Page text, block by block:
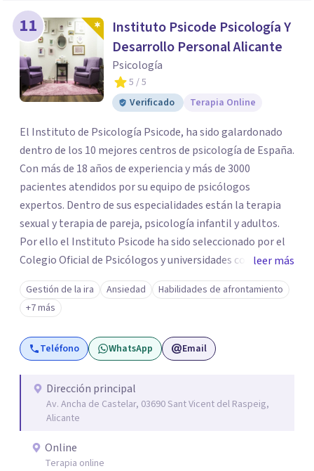
11
Instituto Psicode Psicología Y
Desarrollo Personal Alicante
Psicología
5 / 5
Verificado
Terapia Online
El Instituto de Psicología Psicode, ha sido galardonado
dentro de los 10 mejores centros de psicología de España.
Con más de 18 años de experiencia y más de 3000
pacientes atendidos por su equipo de psicólogos
expertos. Dentro de sus especialidades están la terapia
sexual y terapia de pareja, psicología infantil y adultos.
Por ello el Instituto Psicode ha sido seleccionado por el
Colegio Oficial de Psicólogos y universidades como la
UNIR, Europea y la U. Nebrija para que colabore en la
formación de psicólogos de máster y psicólogos
colegiados. Están en continuo crecimiento. Actualmente
tiene sede en Madrid y Alicante.
leer más
Gestión de la ira Ansiedad
Habilidades de afrontamiento
+7 más
Teléfono WhatsApp Email
Dirección principal
Av. Ancha de Castelar, 03690 Sant Vicent del Raspeig,
Alicante
Online
Terapia online